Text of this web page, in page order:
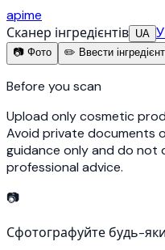
apime
Сканер інгредієнтів UA
📷 Фото ✏️ Ввести
Before you scan
Upload only cosmetic
Avoid private documents
guidance only and do not
professional advice.
📷
Сфотографуйте будь-